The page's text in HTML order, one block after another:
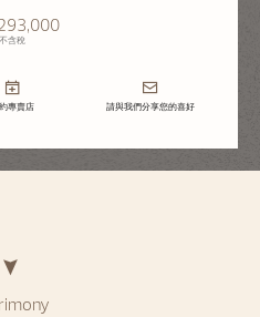
不含稅
專賣店 請與我們分享您的喜好